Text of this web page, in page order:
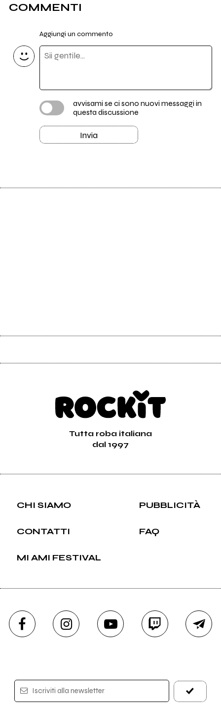
COMMENTI
Aggiungi un commento
avvisami se ci sono nuovi messaggi in
questa discussione
Invia
Tutta roba italiana
dal 1997
CHI SIAMO PUBBLICITÀ
CONTATTI FAQ
MI AMI FESTIVAL
Iscriviti alla newsletter